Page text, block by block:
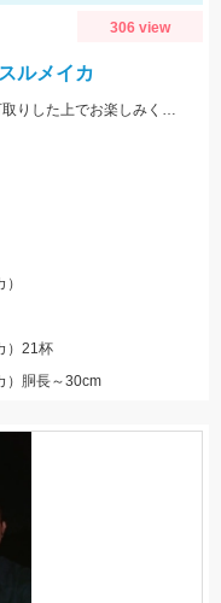
306 view
ルメイカ
ジギングタックルでの船イカ釣りは船長に許可取りした上でお楽しみください！詳細は本文にて！
）21杯
）胴長～30cm